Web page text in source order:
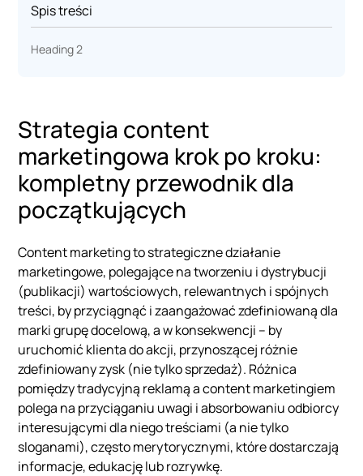
Spis treści
Heading 2
Strategia content
marketingowa krok po kroku:
kompletny przewodnik dla
początkujących
Content marketing to strategiczne działanie
marketingowe, polegające na tworzeniu i dystrybucji
(publikacji) wartościowych, relewantnych i spójnych
treści, by przyciągnąć i zaangażować zdefiniowaną dla
marki grupę docelową, a w konsekwencji – by
uruchomić klienta do akcji, przynoszącej różnie
zdefiniowany zysk (nie tylko sprzedaż). Różnica
pomiędzy tradycyjną reklamą a content marketingiem
polega na przyciąganiu uwagi i absorbowaniu odbiorcy
interesującymi dla niego treściami (a nie tylko
sloganami), często merytorycznymi, które dostarczają
informacje, edukację lub rozrywkę.